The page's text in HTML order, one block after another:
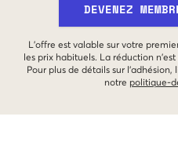
DEVENEZ
L'offre est valable sur votre
les prix habituels. La réduction
Pour plus de détails sur l'adhésion,
notre politique-